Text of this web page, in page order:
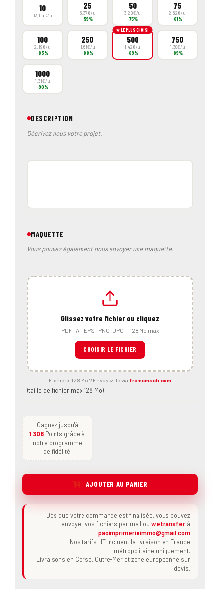
10
13,05€/u
25
5,37€/u
−59%
50
3,20€/u
−75%
75
2,52€/u
−81%
100
2,19€/u
−83%
250
1,61€/u
−88%
★ LE PLUS CHOISI
500
1,42€/u
−89%
750
1,38€/u
−89%
1000
1,31€/u
−90%
DESCRIPTION
Décrivez nous votre projet.
MAQUETTE
Vous pouvez également nous envoyer une maquette.
Glissez votre fichier ou cliquez
PDF · AI · EPS · PNG · JPG — 128 Mo max
CHOISIR LE FICHIER
Fichier > 128 Mo ? Envoyez-le via fromsmash.com
(taille de fichier max 128 Mo)
Gagnez jusqu'à
1 308 Points grâce à
notre programme
de fidélité.
AJOUTER AU PANIER
Dès que votre commande est finalisée, vous pouvez
envoyer vos fichiers par mail ou wetransfer à
paoimprimerieimmo@gmail.com
Nos tarifs HT incluent la livraison en France
métropolitaine uniquement.
Livraisons en Corse, Outre-Mer et zone européenne sur
devis.